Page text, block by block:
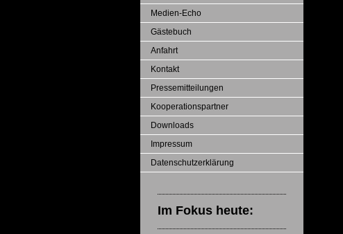
Medien-Echo
Gästebuch
Anfahrt
Kontakt
Pressemitteilungen
Kooperationspartner
Downloads
Impressum
Datenschutzerklärung
Im Fokus heute: